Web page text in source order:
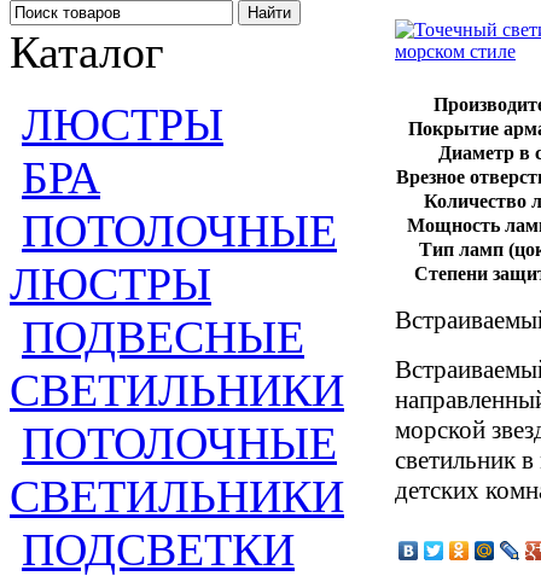
Каталог
ЛЮСТРЫ
БРА
ПОТОЛОЧНЫЕ
ЛЮСТРЫ
ПОДВЕСНЫЕ
СВЕТИЛЬНИКИ
ПОТОЛОЧНЫЕ
СВЕТИЛЬНИКИ
ПОДСВЕТКИ
Покрытие
Диаметр в
Врезное
Количество
Мощность
Тип ламп
Степени
морской
светильник
детских